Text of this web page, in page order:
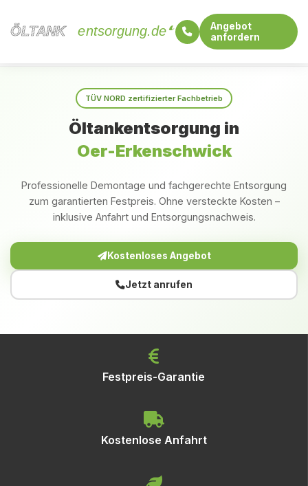
ÖLTANK
ÖLTANK entsorgung.de
Angebot
anfordern
TÜV NORD zertifizierter Fachbetrieb
Öltankentsorgung in
Oer-Erkenschwick
Professionelle Demontage und fachgerechte Entsorgung
zum garantierten Festpreis. Ohne versteckte Kosten –
inklusive Anfahrt und Entsorgungsnachweis.
Kostenloses Angebot
Jetzt anrufen
Festpreis-Garantie
Kostenlose Anfahrt